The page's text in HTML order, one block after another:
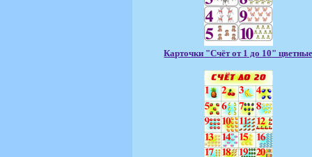
Карточки "Счёт от 1 до 10"